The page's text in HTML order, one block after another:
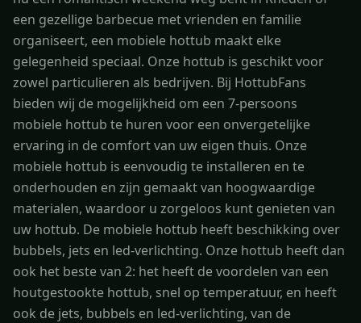
een gezellige barbecue met vrienden en familie
organiseert, een mobiele hottub maakt elke
gelegenheid speciaal. Onze hottub is geschikt voor
zowel particulieren als bedrijven. Bij HottubFans
bieden wij de mogelijkheid om een 7-persoons
mobiele hottub te huren voor een onvergetelijke
ervaring in de comfort van uw eigen thuis. Onze
mobiele hottub is eenvoudig te installeren en te
onderhouden en zijn gemaakt van hoogwaardige
materialen, waardoor u zorgeloos kunt genieten van
uw hottub. De mobiele hottub heeft beschikking over
bubbels, jets en led-verlichting. Onze hottub heeft dan
ook het beste van 2: het heeft de voordelen van een
houtgestookte hottub, snel op temperatuur, en heeft
ook de jets, bubbels en led-verlichting, van de